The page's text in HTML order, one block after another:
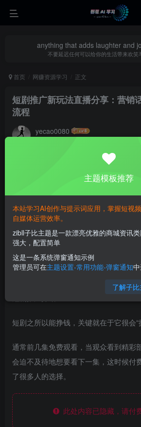
anything that adds laughter and
不要延迟任何可以给你的生活带来欢笑
首页 网赚资源学习 正文
短剧推广新玩法直播分享：营销
流程
yecao0080
短剧之所以能挣钱，关键就在于它很会“
通常前几集免费观看，当观众看到精彩
会迫不及待地想要看下一集，这时候付
了很多人的选择。
此处内容已隐藏，请付
主题模板推荐
本站学习AI创作与提示词应用，掌握短视
自媒体运营效率。
zibll子比主题是一款漂亮优雅的商城资讯
强大，配置简单
这是一条系统弹窗通知示例
管理员可在主题设置-常用功能-弹窗通知
了解子